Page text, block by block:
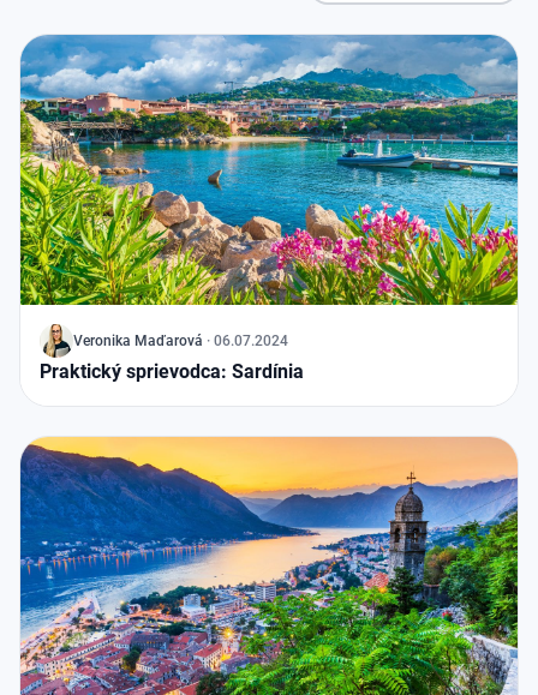
J Veronika Maďarová · 06.07.2024
Praktický sprievodca: Sardínia